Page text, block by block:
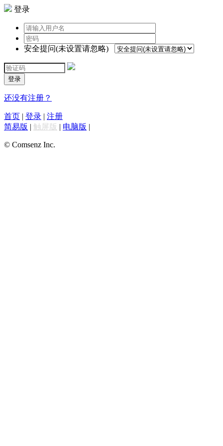
登录
安全提问(未设置请忽略)
登录
还没有注册？
首页 | 登录 | 注册
简易版 | 触屏版 | 电脑版 |
© Comsenz Inc.